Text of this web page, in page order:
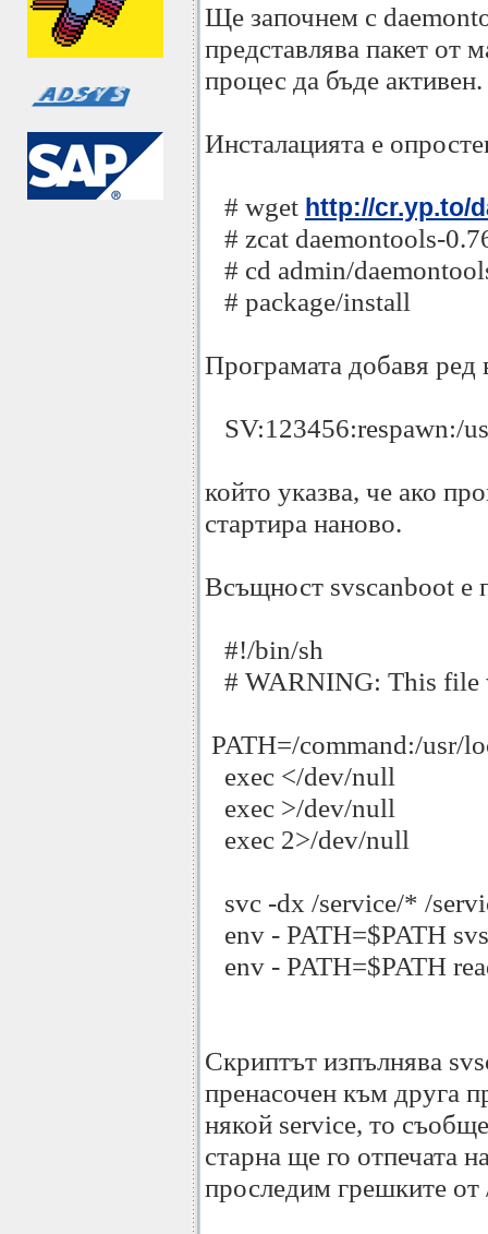
Ще започнем с
представлява пакет от
процес да бъде
Инсталацията е
# wget http://cr.yp.to/
# zcat daemontools-
# cd admin/
# package/install
Програмата добавя
SV:123456:respawn:/
който указва, че ако
стартира наново.
Всъщност svscanboot е
#!/bin/sh
# WARNING: This file
PATH=/command:/usr/
exec </dev/null
exec >/dev/null
exec 2>/dev/null
svc -dx /service/* /
env - PATH=$PATH
env - PATH=$PATH
Скриптът изпълнява
пренасочен към друга
някой service, то
старна ще го отпечата
проследим грешките от